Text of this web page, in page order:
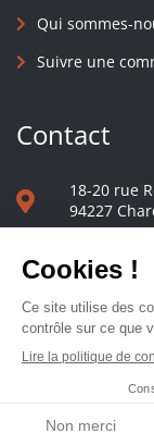
Qui sommes-
Suivre une
Contact
18-20 rue
94227